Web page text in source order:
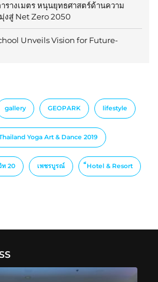
รางเมตร หนุนยุทธศาสตร์ด้านความ
งสู่ Net Zero 2050
Unveils Vision for Future-
gallery GEOPARK lifestyle
Yoga Art & Dance 2019
ท 20 เพชรบูรณ์ ็Hotel & Resort